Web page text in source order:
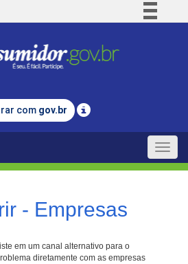
Comunica BR
Legislação
com gov.br
Toggle
- Empresas
em um canal alternativo para o
diretamente com as empresas